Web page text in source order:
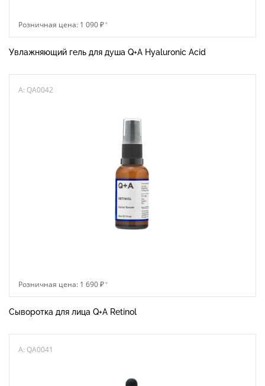
Розничная цена: 1 090 ₽*
Увлажняющий гель для душа Q+A Hyaluronic Acid
A: QA0042
Розничная цена: 1 690 ₽*
Сыворотка для лица Q+A Retinol
A: QA0041